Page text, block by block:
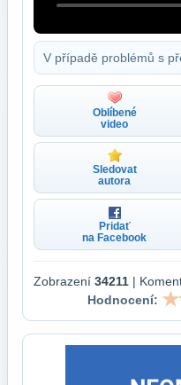
V případě problémů s
Oblíbené
video
Sledovat
autora
Pridať
na Facebook
Zobrazení 34211 |
Hodnocení: